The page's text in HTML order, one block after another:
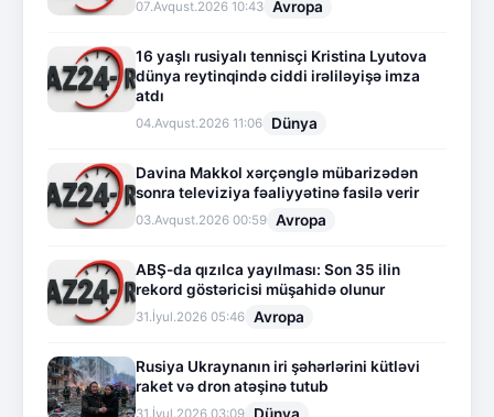
07.Avqust.2026 10:43 Avropa
16 yaşlı rusiyalı tennisçi Kristina Lyutova
dünya reytinqində ciddi irəliləyişə imza
atdı
04.Avqust.2026 11:06 Dünya
Davina Makkol xərçənglə mübarizədən
sonra televiziya fəaliyyətinə fasilə verir
03.Avqust.2026 00:59 Avropa
ABŞ-da qızılca yayılması: Son 35 ilin
rekord göstəricisi müşahidə olunur
31.İyul.2026 05:46 Avropa
Rusiya Ukraynanın iri şəhərlərini kütləvi
raket və dron atəşinə tutub